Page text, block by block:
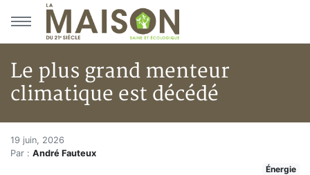
Aller au menu principal
Aller au contenu principal
Le plus grand menteur
climatique est décédé
Accueil
Articles
Le plus grand menteur
19 juin, 2026
Par : André Fauteux
Énergie